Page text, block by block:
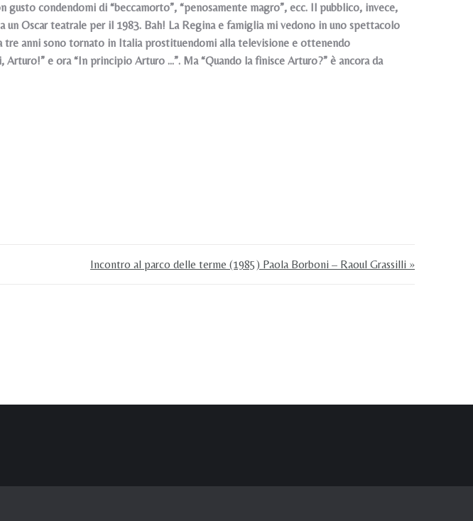
gusto condendomi di “beccamorto”, “penosamente magro”, ecc. Il pubblico, invece,
Oscar teatrale per il 1983. Bah! La Regina e famiglia mi vedono in uno spettacolo
tre anni sono tornato in Italia prostituendomi alla televisione e ottenendo
e ora “In principio Arturo ...”. Ma “Quando la finisce Arturo?” è ancora da
Incontro al parco delle terme (1985) Paola Borboni – Raoul Grassilli »